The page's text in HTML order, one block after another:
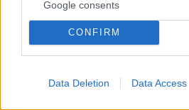
Google consents
CONFIRM
Data Deletion Data Access
Θάλασσα για
αγορά των υπερπολυτελών γιοτ
πριν 35 λεπτά
προσοχή – Τα λάθη στην κουζίνα
πριν 35 λεπτά